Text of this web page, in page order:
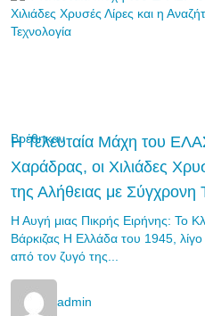
Βρέθηκαν
Η Τελευταία Μάχη του
Χαράδρας, οι Χιλιάδες
της Αλήθειας με Σύγχρονη
Η Αυγή μιας Πικρής Ειρήνης: Το
Βάρκιζας Η Ελλάδα του 1945,
από τον ζυγό της...
admin